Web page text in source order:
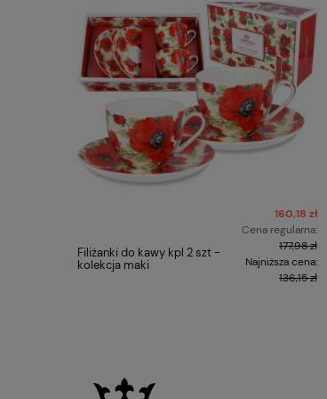
Filiżanki do kawy kpl 2 szt -
kolekcja maki
160,18 zł
Cena regularna:
177,98 zł
Najniższa cena:
136,15 zł